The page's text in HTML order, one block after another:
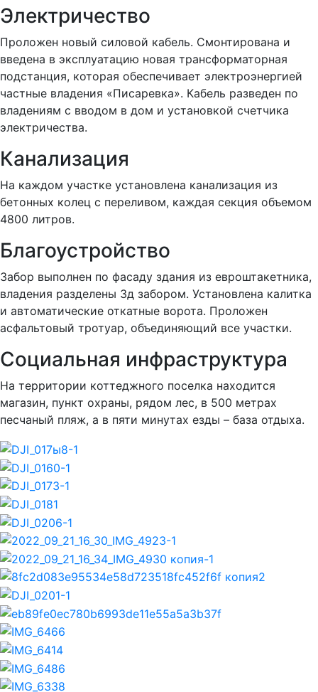
Электричество
Проложен новый силовой кабель. Смонтирована и
введена в эксплуатацию новая трансформаторная
подстанция, которая обеспечивает электроэнергией
частные владения «Писаревка». Кабель разведен по
владениям с вводом в дом и установкой счетчика
электричества.
Канализация
На каждом участке установлена канализация из
бетонных колец с переливом, каждая секция объемом
4800 литров.
Благоустройство
Забор выполнен по фасаду здания из евроштакетника,
владения разделены 3д забором. Установлена калитка
и автоматические откатные ворота. Проложен
асфальтовый тротуар, объединяющий все участки.
Социальная инфраструктура
На территории коттеджного поселка находится
магазин, пункт охраны, рядом лес, в 500 метрах
песчаный пляж, а в пяти минутах езды – база отдыха.